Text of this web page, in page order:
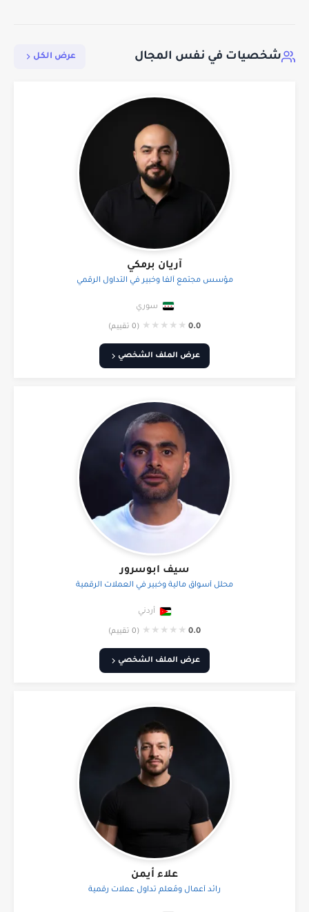
شخصيات في نفس المجال عرض الكل
آريان برمكي
مؤسس مجتمع ألفا وخبير في التداول الرقمي
سوري
0.0
★
★
★
★
★ (0 تقييم)
عرض الملف الشخصي
سيف ابوسرور
محلل أسواق مالية وخبير في العملات الرقمية
أردني
0.0
★
★
★
★
★ (0 تقييم)
عرض الملف الشخصي
علاء أيمن
رائد أعمال ومُعلّم تداول عملات رقمية